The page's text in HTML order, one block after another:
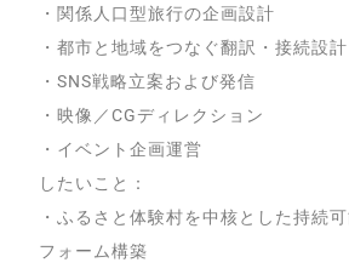
・関係人口型旅行の企画設計
・都市と地域をつなぐ翻訳・接続設計
・SNS戦略立案および発信
・映像／CGディレクション
・イベント企画運営
したいこと：
・ふるさと体験村を中核とした持続
フォーム構築